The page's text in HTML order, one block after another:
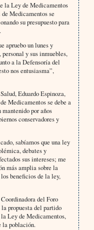
la Ley de Medicamentos
Medicamentos se
su presupuesto para
apruebo un lunes y
y sus inmuebles,
a la Defensoría del
nos entusiasma”,
Eduardo Espinoza,
Medicamentos se debe a
por años
conservadores y
sabíamos que una ley
debates y
sus intereses; me
más amplia sobre la
beneficios de la ley,
del Foro
propuesta del partido
Ley de Medicamentos,
la población.